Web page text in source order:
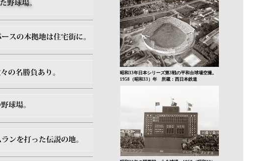
昭和33年日本シリーズ第3戦の平和台球場空撮。
1958（昭和33）年 所蔵：西日本鉄道